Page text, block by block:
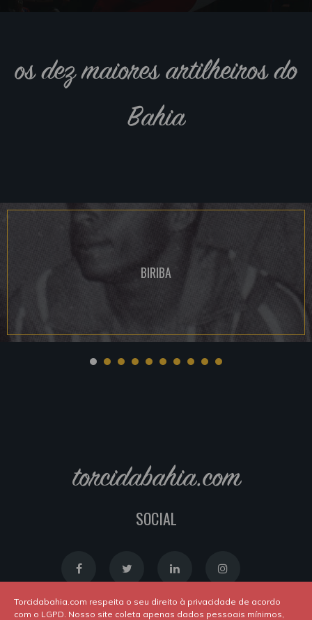
os dez maiores artilheiros do
Bahia
BIRIBA
torcidabahia.com
SOCIAL
Torcidabahia.com respeita o seu direito à privacidade de acordo
com o LGPD. Nosso site coleta apenas dados pessoais mínimos,